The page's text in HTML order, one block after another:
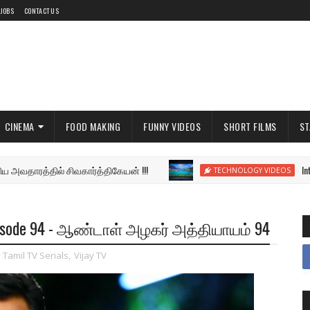
CONTACT US
CINEMA FOOD MAKING FUNNY VIDEOS SHORT FILMS
சிவகார்த்திகேயன் !!! TECHNOLOGY VIDEOS
Episode 94 - ஆண்டாள் அழகர் அத்தியாயம் 94
Tamil TV Serials, Vijay TV